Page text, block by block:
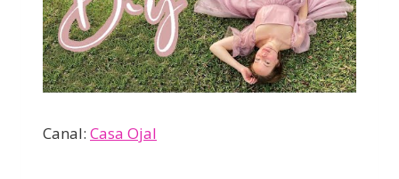
Canal: Casa Ojal